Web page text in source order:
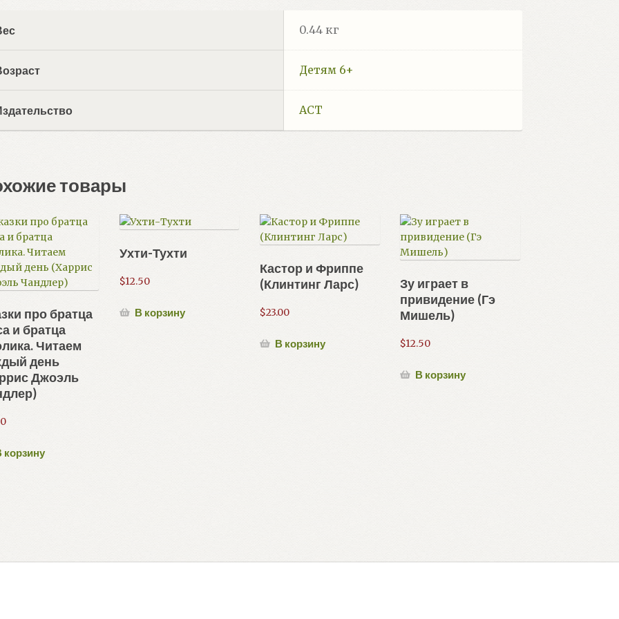
0.44 кг
Детям 6+
АСТ
товары
про братца
и братца
Читаем
день
Джоэль
корзину
Ухти-Тухти
$12.50
В корзину
Кастор и Фриппе
(Клинтинг Ларс)
$23.00
В корзину
Зу играет в
привидение (Гэ
Мишель)
$12.50
В корзину